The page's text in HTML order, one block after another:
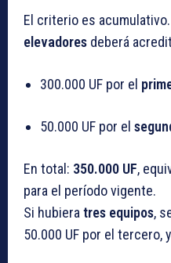
El criterio es
elevadores deberá
300.000 UF por el
50.000 UF por el
En total: 350.000 UF,
para el período vigente.
Si hubieratres equipos,
50.000 UF por el tercero,